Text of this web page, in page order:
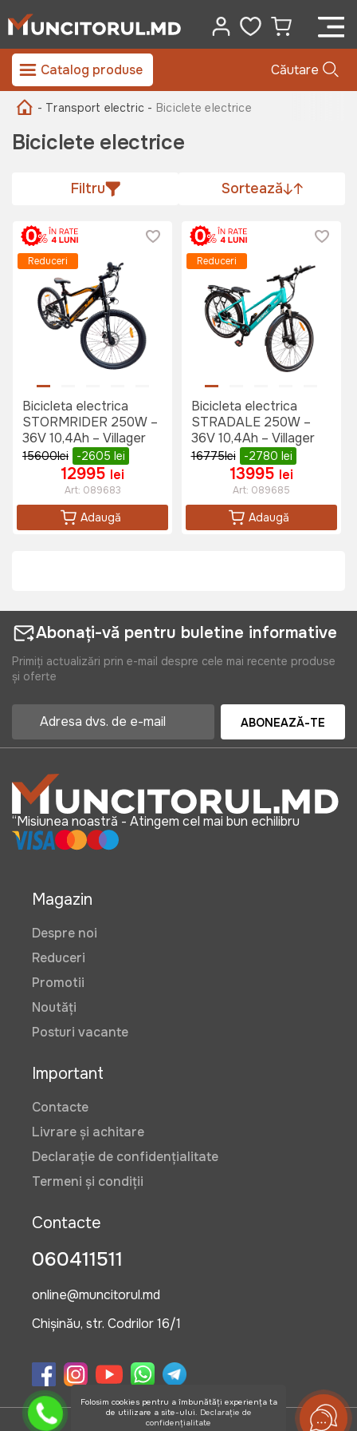
Catalog produse Căutare
- Transport electric - Biciclete electrice
Biciclete electrice
Filtru Sortează
Reduceri
Bicicleta electrica
STORMRIDER 250W –
36V 10,4Ah – Villager
15600lei -2605 lei
12995 lei
Art: 089683
Adaugă
Reduceri
Bicicleta electrica
STRADALE 250W –
36V 10,4Ah – Villager
16775lei -2780 lei
13995 lei
Art: 089685
Adaugă
Abonați-vă pentru buletine informative
Primiți actualizări prin e-mail despre cele mai recente produse
și oferte
ABONEAZĂ-TE
“Misiunea noastră - Atingem cel mai bun echilibru
Magazin
Despre noi
Reduceri
Promotii
Noutăți
Posturi vacante
Important
Contacte
Livrare și achitare
Declarație de confidențialitate
Termeni și condiții
Contacte
060411511
online@muncitorul.md
Chișinău, str. Codrilor 16/1
Folosim cookies pentru a îmbunătăți experiența ta
de utilizare a site-ului. Declarație de
confidențialitate